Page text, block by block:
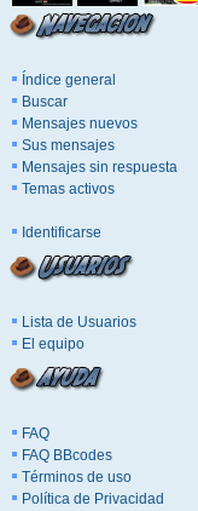
Índice general
Buscar
Mensajes nuevos
Sus mensajes
Mensajes sin respuesta
Temas activos
Identificarse
Lista de Usuarios
El equipo
FAQ
FAQ BBcodes
Términos de uso
Política de Privacidad